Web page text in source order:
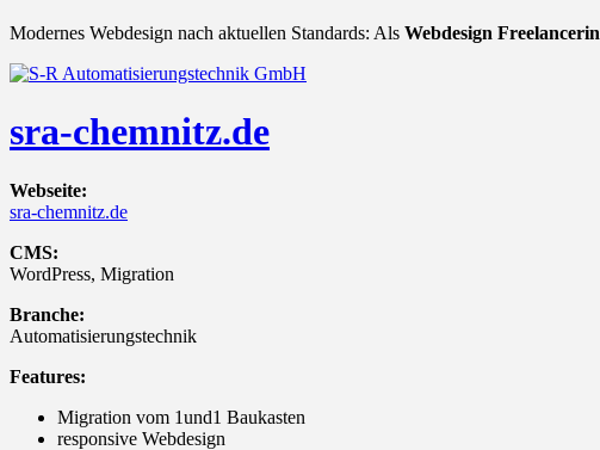
Modernes Webdesign nach aktuellen Standards: Als Webdesign Freelancerin
sra-chemnitz.de
Webseite:
sra-chemnitz.de
CMS:
WordPress, Migration
Branche:
Automatisierungstechnik
Features:
Migration vom 1und1 Baukasten
responsive Webdesign